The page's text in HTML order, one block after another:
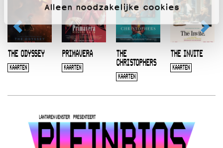
Alleen noodzakelijke cookies
THE ODYSSEY
KAARTEN
PRIMAVERA
KAARTEN
THE
CHRISTOPHERS
KAARTEN
THE INVITE
KAARTEN